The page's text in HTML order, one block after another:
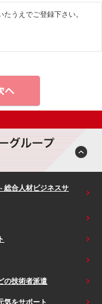
たうえでご登録下さい。
総合人材ビジネスサ
の技術者派遣
気をサポート